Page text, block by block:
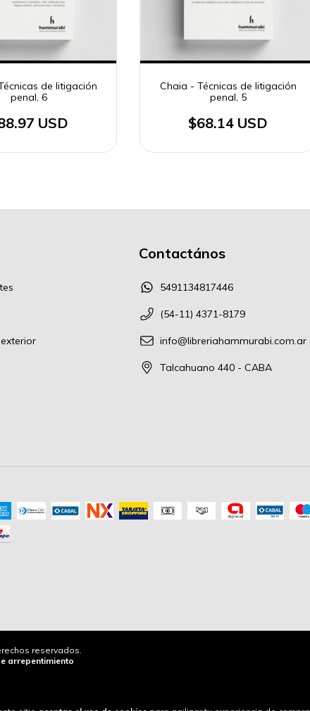
de litigación
penal, 6
USD
Chaia - Técnicas de litigación
penal, 5
$68.14 USD
Contactános
5491134817446
(54-11) 4371-8179
info@libreriahammurabi.com.ar
Talcahuano 440 - CABA
reservados.
arrepentimiento